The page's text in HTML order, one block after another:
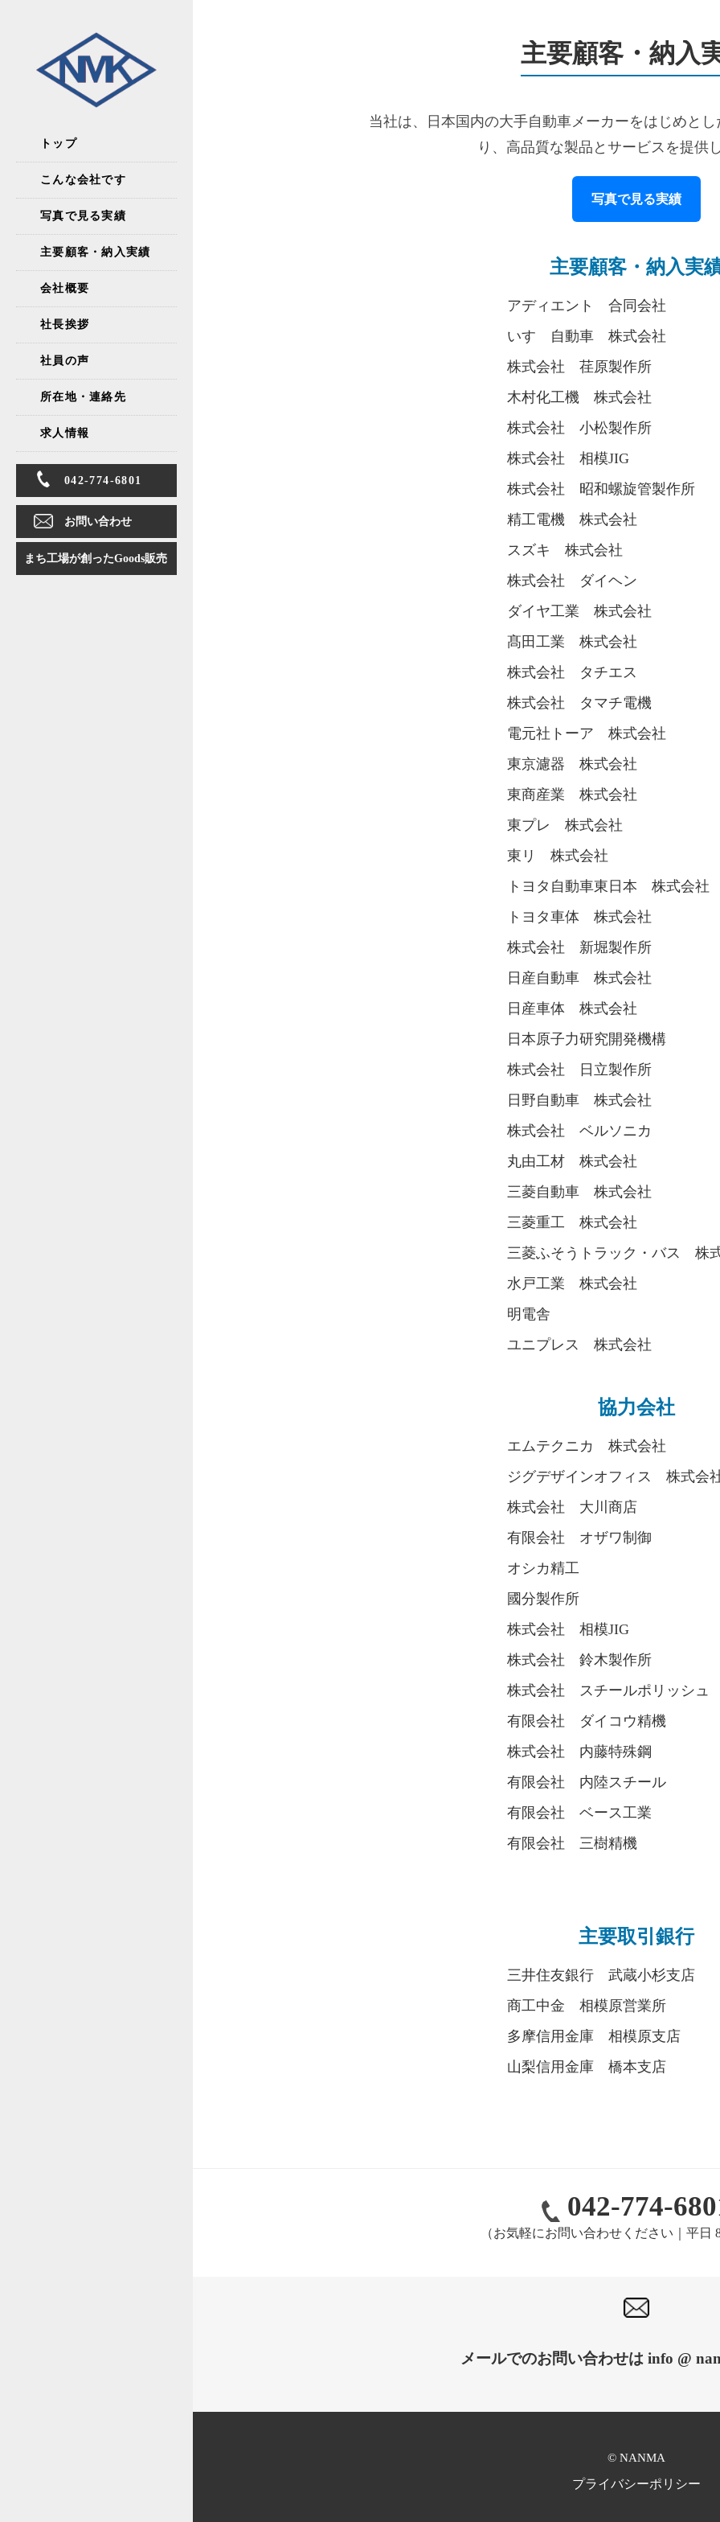
トップ
こんな会社です
写真で見る実績
主要顧客・納入実績
会社概要
社長挨拶
社員の声
所在地・連絡先
求人情報
042-774-6801
お問い合わせ
まち工場が創ったGoods販売
主要顧客・納入
当社は、日本国内の大手自動車メーカーをはじめと
り、高品質な製品とサービスを提供
写真で見る実績
主要顧客・納入実
アディエント 合同会社
いすゞ自動車 株式会社
株式会社 荏原製作所
木村化工機 株式会社
株式会社 小松製作所
株式会社 相模JIG
株式会社 昭和螺旋管製作所
精工電機 株式会社
スズキ 株式会社
株式会社 ダイヘン
ダイヤ工業 株式会社
髙田工業 株式会社
株式会社 タチエス
株式会社 タマチ電機
電元社トーア 株式会社
東京濾器 株式会社
東商産業 株式会社
東プレ 株式会社
東リ 株式会社
トヨタ自動車東日本 株式会社
トヨタ車体 株式会社
株式会社 新堀製作所
日産自動車 株式会社
日産車体 株式会社
日本原子力研究開発機構
株式会社 日立製作所
日野自動車 株式会社
株式会社 ベルソニカ
丸由工材 株式会社
三菱自動車 株式会社
三菱重工 株式会社
三菱ふそうトラック・バス 株
水戸工業 株式会社
明電舎
ユニプレス 株式会社
協力会社
エムテクニカ 株式会社
ジグデザインオフィス 株式会
株式会社 大川商店
有限会社 オザワ制御
オシカ精工
國分製作所
株式会社 相模JIG
株式会社 鈴木製作所
株式会社 スチールポリッシュ
有限会社 ダイコウ精機
株式会社 内藤特殊鋼
有限会社 内陸スチール
有限会社 ベース工業
有限会社 三樹精機
主要取引銀行
三井住友銀行 武蔵小杉支店
商工中金 相模原営業所
多摩信用金庫 相模原支店
山梨信用金庫 橋本支店
042-774-
（お気軽にお問い合わせください｜平日
メールでのお問い合わせは info @
© NANMA
プライバシーポリシー